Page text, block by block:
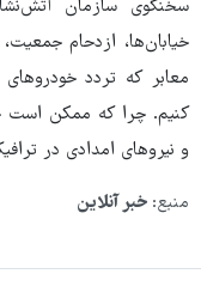
سخنگوی سازمان
خیابان‌ها، ازدحام
معابر که تردد
کنیم. چرا که ممکن است
و نیروهای امدادی در
منبع: خبر آنلاین